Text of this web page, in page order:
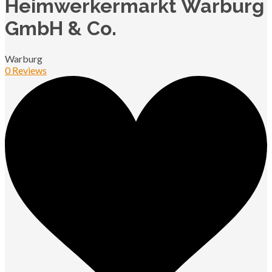
Heimwerkermarkt Warburg
GmbH & Co.
Warburg
0 Reviews